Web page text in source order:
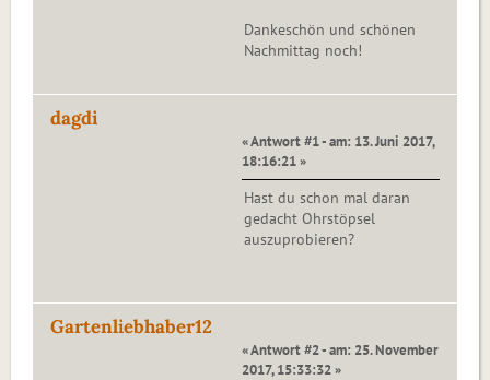
Dankeschön und schönen
Nachmittag noch!
dagdi
« Antwort #1 - am: 13. Juni 2017,
18:16:21 »
Hast du schon mal daran
gedacht Ohrstöpsel
auszuprobieren?
Gartenliebhaber12
« Antwort #2 - am: 25. November
2017, 15:33:32 »